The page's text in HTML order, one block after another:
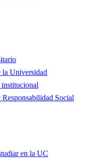
la Universidad
institucional
Social
en la UC